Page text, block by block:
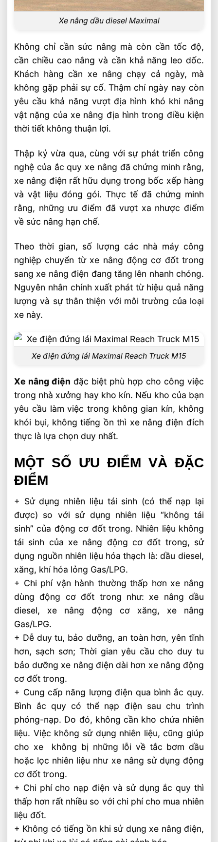
Xe nâng dầu diesel Maximal
Không chỉ cần sức nâng mà còn cần tốc độ,
cần chiều cao nâng và cần khả năng leo dốc.
Khách hàng cần xe nâng chạy cả ngày, mà
không gặp phải sự cố. Thậm chí ngày nay còn
yêu cầu khả năng vượt địa hình khó khi nâng
vật nặng của xe nâng địa hình trong điều kiện
thời tiết không thuận lợi.
Thập kỷ vừa qua, cùng với sự phát triển công
nghệ của ắc quy xe nâng đã chứng minh rằng,
xe nâng điện rất hữu dụng trong bốc xếp hàng
và vật liệu đóng gói. Thực tế đã chứng minh
rằng, những ưu điểm đã vượt xa nhược điểm
về sức nâng hạn chế.
Theo thời gian, số lượng các nhà máy công
nghiệp chuyển từ xe nâng động cơ đốt trong
sang xe nâng điện đang tăng lên nhanh chóng.
Nguyên nhân chính xuất phát từ hiệu quả năng
lượng và sự thân thiện với môi trường của loại
xe này.
Xe điện đứng lái Maximal Reach Truck M15
Xe nâng điện đặc biệt phù hợp cho công việc
trong nhà xưởng hay kho kín. Nếu kho của bạn
yêu cầu làm việc trong không gian kín, không
khói bụi, không tiếng ồn thì xe nâng điện đích
thực là lựa chọn duy nhất.
MỘT SỐ ƯU ĐIỂM VÀ ĐẶC
ĐIỂM
+ Sử dụng nhiên liệu tái sinh (có thể nạp lại
được) so với sử dụng nhiên liệu “không tái
sinh” của động cơ đốt trong. Nhiên liệu không
tái sinh của xe nâng động cơ đốt trong, sử
dụng nguồn nhiên liệu hóa thạch là: dầu diesel,
xăng, khí hóa lỏng Gas/LPG.
+ Chi phí vận hành thường thấp hơn xe nâng
dùng động cơ đốt trong như: xe nâng dầu
diesel, xe nâng động cơ xăng, xe nâng
Gas/LPG.
+ Dễ duy tu, bảo dưỡng, an toàn hơn, yên tĩnh
hơn, sạch sơn; Thời gian yêu cầu cho duy tu
bảo dưỡng xe nâng điện dài hơn xe nâng động
cơ đốt trong.
+ Cung cấp năng lượng điện qua bình ắc quy.
Bình ắc quy có thể nạp điện sau chu trình
phóng-nạp. Do đó, không cần kho chứa nhiên
liệu. Việc không sử dụng nhiên liệu, cũng giúp
cho xe không bị những lỗi về tắc bơm dầu
hoặc lọc nhiên liệu như xe nâng sử dụng động
cơ đốt trong.
+ Chi phí cho nạp điện và sử dụng ắc quy thì
thấp hơn rất nhiều so với chi phí cho mua nhiên
liệu đốt.
+ Không có tiếng ồn khi sử dụng xe nâng điện,